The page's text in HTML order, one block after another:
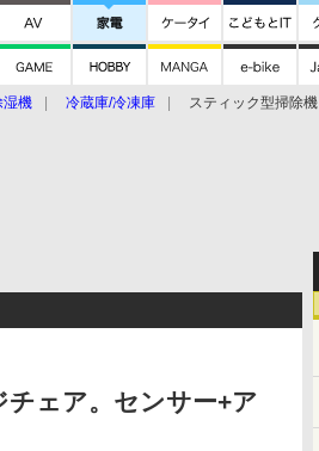
湿機 冷蔵庫/冷凍庫 スティック型掃除機
チェア。センサー+ア